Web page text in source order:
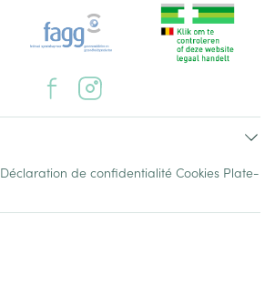
Déclaration de confidentialité Cookies Plate-